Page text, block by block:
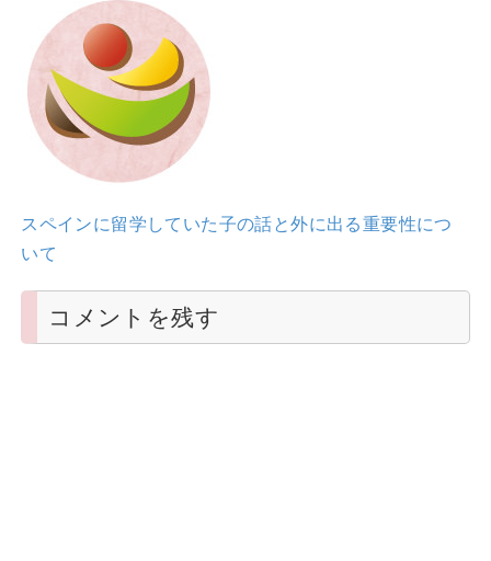
スペインに留学していた子の話と外に出る重要性につ
いて
コメントを残す